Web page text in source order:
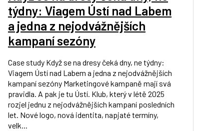
týdny: Viagem Ústí nad Labem
a jedna z nejodvážnějších
kampaní sezóny
Case study Když se na dresy čeká dny, ne týdny:
Viagem Ústí nad Labem a jedna z nejodvážnějších
kampaní sezóny Marketingové kampaně mají svá
pravidla. A pak je tu Ústí. Klub, který v létě 2025
rozjel jednu z nejodvážnějších kampaní posledních
let. Nové logo, nová identita, napjaté termíny,
velk...